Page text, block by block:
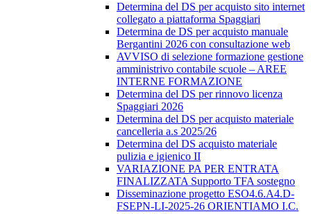
Determina del DS per acquisto sito internet
collegato a piattaforma Spaggiari
Determina de DS per acquisto manuale
Bergantini 2026 con consultazione web
AVVISO di selezione formazione gestione
amministrivo contabile scuole – AREE
INTERNE FORMAZIONE
Determina del DS per rinnovo licenza
Spaggiari 2026
Determina del DS per acquisto materiale
cancelleria a.s 2025/26
Determina del DS acquisto materiale
pulizia e igienico II
VARIAZIONE PA PER ENTRATA
FINALIZZATA Supporto TFA sostegno
Disseminazione progetto ESO4.6.A4.D-
FSEPN-LI-2025-26 ORIENTIAMO I.C.